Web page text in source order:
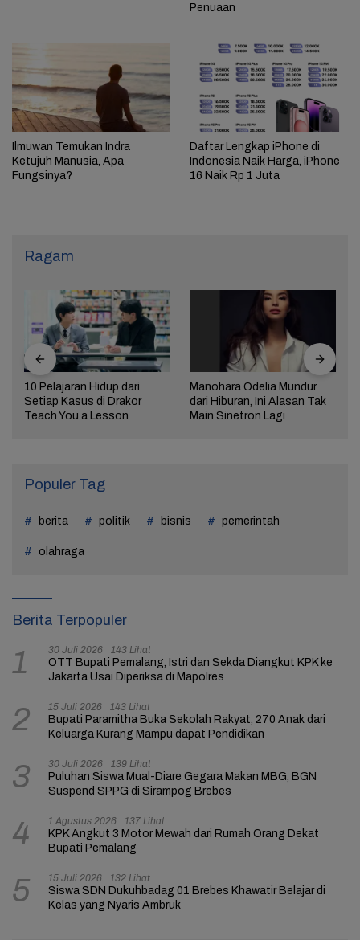
Penuaan
Ilmuwan Temukan Indra
Ketujuh Manusia, Apa
Fungsinya?
Daftar Lengkap iPhone di
Indonesia Naik Harga, iPhone
16 Naik Rp 1 Juta
Ragam
10 Pelajaran Hidup dari
Setiap Kasus di Drakor
Teach You a Lesson
Manohara Odelia Mundur
dari Hiburan, Ini Alasan Tak
Main Sinetron Lagi
Populer Tag
berita politik bisnis pemerintah
olahraga
Berita Terpopuler
1 30 Juli 2026 143 Lihat
OTT Bupati Pemalang, Istri dan Sekda Diangkut KPK ke
Jakarta Usai Diperiksa di Mapolres
2 15 Juli 2026 143 Lihat
Bupati Paramitha Buka Sekolah Rakyat, 270 Anak dari
Keluarga Kurang Mampu dapat Pendidikan
3 30 Juli 2026 139 Lihat
Puluhan Siswa Mual-Diare Gegara Makan MBG, BGN
Suspend SPPG di Sirampog Brebes
4 1 Agustus 2026 137 Lihat
KPK Angkut 3 Motor Mewah dari Rumah Orang Dekat
Bupati Pemalang
5 15 Juli 2026 132 Lihat
Siswa SDN Dukuhbadag 01 Brebes Khawatir Belajar di
Kelas yang Nyaris Ambruk